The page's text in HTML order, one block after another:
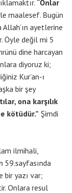
“Onlar
maalesef. Bugün
ayetlerine
Öyle değil mi 5
dine harcayan
diyoruz ki;
Kur’an-ı
bir şey
ona karşılık
kötüdür.” Şimdi
ilmihali,
59.sayfasında
bir yazı var;
Onlara resul